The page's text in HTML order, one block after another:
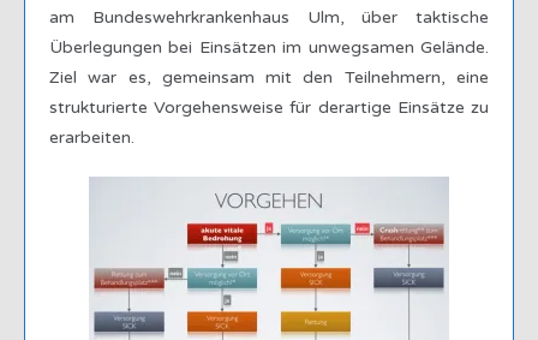
am Bundeswehrkrankenhaus Ulm, über taktische
Überlegungen bei Einsätzen im unwegsamen Gelände.
Ziel war es, gemeinsam mit den Teilnehmern, eine
strukturierte Vorgehensweise für derartige Einsätze zu
erarbeiten.